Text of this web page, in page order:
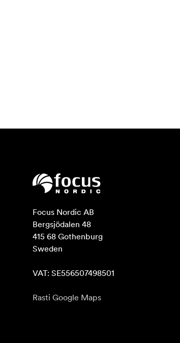
Focus Nordic AB
Bergsjödalen 48
415 68 Gothenburg
Sweden
VAT: SE556507498501
Rasti Google Maps